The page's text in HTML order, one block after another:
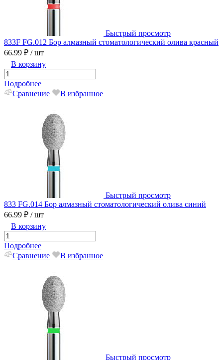
Быстрый просмотр
833F FG.012 Бор алмазный стоматологический олива красный
66.99 ₽ / шт
В корзину
Подробнее
Сравнение
В избранное
Быстрый просмотр
833 FG.014 Бор алмазный стоматологический олива синий
66.99 ₽ / шт
В корзину
Подробнее
Сравнение
В избранное
Быстрый просмотр